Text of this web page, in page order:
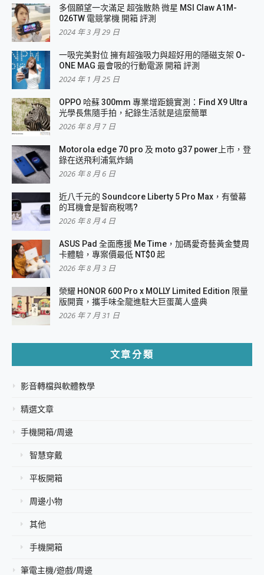
多個願望一次滿足 超強散熱 微星 MSI Claw A1M-
026TW 電競掌機 開箱 評測
2024 年 3 月 29 日
一吸完美對位 擁有超強吸力與超好用的隱磁支架 O-
ONE MAG 最會吸的行動電源 開箱 評測
2024 年 1 月 25 日
OPPO 哈蘇 300mm 專業增距鏡實測：Find X9 Ultra
光學長焦隨手拍，紀錄生活就是這麼簡單
2026 年 8 月 7 日
Motorola edge 70 pro 及 moto g37 power上市，登
錄在送飛利浦氣炸鍋
2026 年 8 月 6 日
近八千元的 Soundcore Liberty 5 Pro Max，有螢幕
的耳機會是智商稅嗎?
2026 年 8 月 4 日
ASUS Pad 全面應援 Me Time，加碼愛奇藝黃金雙周
卡體驗，專案價最低 NT$0 起
2026 年 8 月 3 日
榮耀 HONOR 600 Pro x MOLLY Limited Edition 限量
版開賣，攜手味全龍進駐大巨蛋萬人盛典
2026 年 7 月 31 日
文章分類
影音轉檔與軟體教學
精選文章
手機開箱/周邊
智慧穿戴
平板開箱
周邊小物
其他
手機開箱
筆電主機/遊戲/周邊